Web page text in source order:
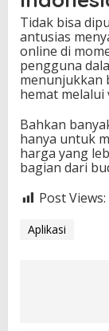
Tidak bisa
antusias
online di
pengguna
menunjukkan
hemat melalui
Bahkan
hanya untuk
harga yang
bagian dari
Post Views:
Aplikasi